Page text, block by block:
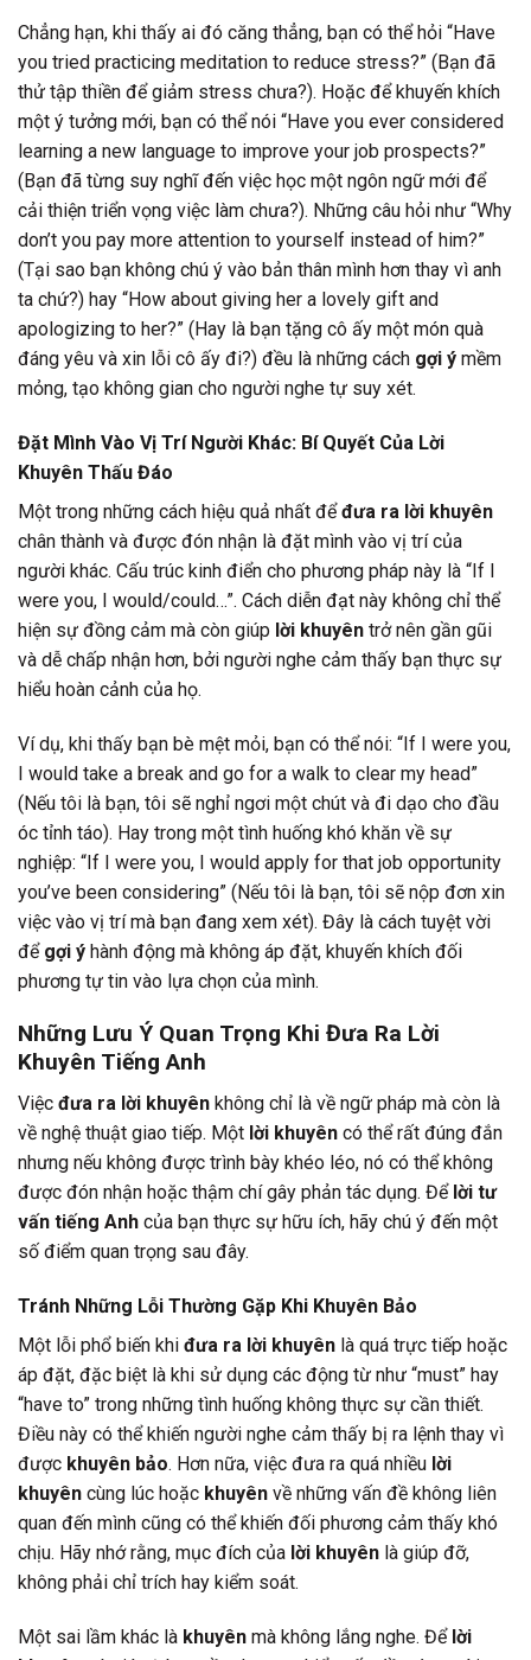
Chẳng hạn, khi thấy ai đó căng thẳng, bạn có thể hỏi “Have
you tried practicing meditation to reduce stress?” (Bạn đã
thử tập thiền để giảm stress chưa?). Hoặc để khuyến khích
một ý tưởng mới, bạn có thể nói “Have you ever considered
learning a new language to improve your job prospects?”
(Bạn đã từng suy nghĩ đến việc học một ngôn ngữ mới để
cải thiện triển vọng việc làm chưa?). Những câu hỏi như “Why
don’t you pay more attention to yourself instead of him?”
(Tại sao bạn không chú ý vào bản thân mình hơn thay vì anh
ta chứ?) hay “How about giving her a lovely gift and
apologizing to her?” (Hay là bạn tặng cô ấy một món quà
đáng yêu và xin lỗi cô ấy đi?) đều là những cách gợi ý mềm
mỏng, tạo không gian cho người nghe tự suy xét.
Đặt Mình Vào Vị Trí Người Khác: Bí Quyết Của Lời
Khuyên Thấu Đáo
Một trong những cách hiệu quả nhất đểđưa ra lời khuyên
chân thành và được đón nhận là đặt mình vào vị trí của
người khác. Cấu trúc kinh điển cho phương pháp này là “If I
were you, I would/could…”. Cách diễn đạt này không chỉ thể
hiện sự đồng cảm mà còn giúp lời khuyên trở nên gần gũi
và dễ chấp nhận hơn, bởi người nghe cảm thấy bạn thực sự
hiểu hoàn cảnh của họ.
Ví dụ, khi thấy bạn bè mệt mỏi, bạn có thể nói: “If I were you,
I would take a break and go for a walk to clear my head”
(Nếu tôi là bạn, tôi sẽ nghỉ ngơi một chút và đi dạo cho đầu
óc tỉnh táo). Hay trong một tình huống khó khăn về sự
nghiệp: “If I were you, I would apply for that job opportunity
you’ve been considering” (Nếu tôi là bạn, tôi sẽ nộp đơn xin
việc vào vị trí mà bạn đang xem xét). Đây là cách tuyệt vời
để gợi ý hành động mà không áp đặt, khuyến khích đối
phương tự tin vào lựa chọn của mình.
Những Lưu Ý Quan Trọng Khi Đưa Ra Lời
Khuyên Tiếng Anh
Việc đưa ra lời khuyên không chỉ là về ngữ pháp mà còn là
về nghệ thuật giao tiếp. Một lời khuyên có thể rất đúng đắn
nhưng nếu không được trình bày khéo léo, nó có thể không
được đón nhận hoặc thậm chí gây phản tác dụng. Để lời tư
vấn tiếng Anh của bạn thực sự hữu ích, hãy chú ý đến một
số điểm quan trọng sau đây.
Tránh Những Lỗi Thường Gặp Khi Khuyên Bảo
Một lỗi phổ biến khi đưa ra lời khuyên là quá trực tiếp hoặc
áp đặt, đặc biệt là khi sử dụng các động từ như “must” hay
“have to” trong những tình huống không thực sự cần thiết.
Điều này có thể khiến người nghe cảm thấy bị ra lệnh thay vì
được khuyên bảo. Hơn nữa, việc đưa ra quá nhiều lời
khuyên cùng lúc hoặc khuyên về những vấn đề không liên
quan đến mình cũng có thể khiến đối phương cảm thấy khó
chịu. Hãy nhớ rằng, mục đích của lời khuyên là giúp đỡ,
không phải chỉ trích hay kiểm soát.
Một sai lầm khác là khuyên mà không lắng nghe. Để lời